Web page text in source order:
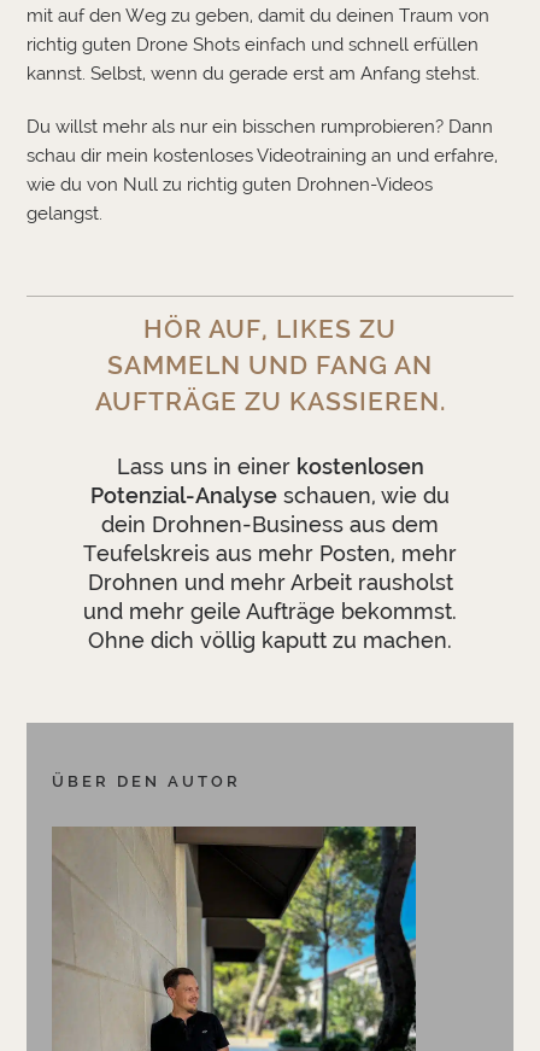
mit auf den Weg zu geben, damit du deinen Traum von
richtig guten Drone Shots einfach und schnell erfüllen
kannst. Selbst, wenn du gerade erst am Anfang stehst.
Du willst mehr als nur ein bisschen rumprobieren? Dann
schau dir mein kostenloses Videotraining an und erfahre,
wie du von Null zu richtig guten Drohnen-Videos
gelangst.
HÖR AUF, LIKES ZU
SAMMELN UND FANG AN
AUFTRÄGE ZU KASSIEREN.
Lass uns in einer kostenlosen
Potenzial-Analyse schauen, wie du
dein Drohnen-Business aus dem
Teufelskreis aus mehr Posten, mehr
Drohnen und mehr Arbeit rausholst
und mehr geile Aufträge bekommst.
Ohne dich völlig kaputt zu machen.
ÜBER DEN AUTOR